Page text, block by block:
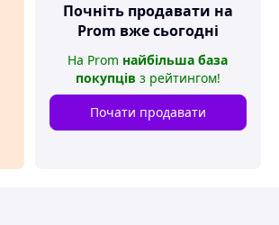
Почніть продавати на
Prom вже сьогодні
На Prom найбільша база
покупців з рейтингом!
Почати продавати